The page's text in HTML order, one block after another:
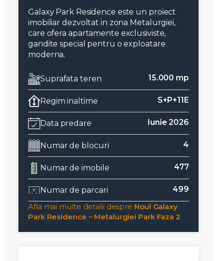
Galaxy Park Residence este un proiect
imobiliar dezvoltat in zona Metalurgiei,
care ofera apartamente exclusiviste,
gandite special pentru o exploatare
moderna.
Suprafata teren 15.000 mp
Regim inaltime S+P+11E
Data predare Iunie 2026
Numar de blocuri 4
Numar de imobile 477
Numar de parcari
499
Afla mai multe detalii despre Noul Galaxy
Park Residence – Metalurgiei Park Faza 2